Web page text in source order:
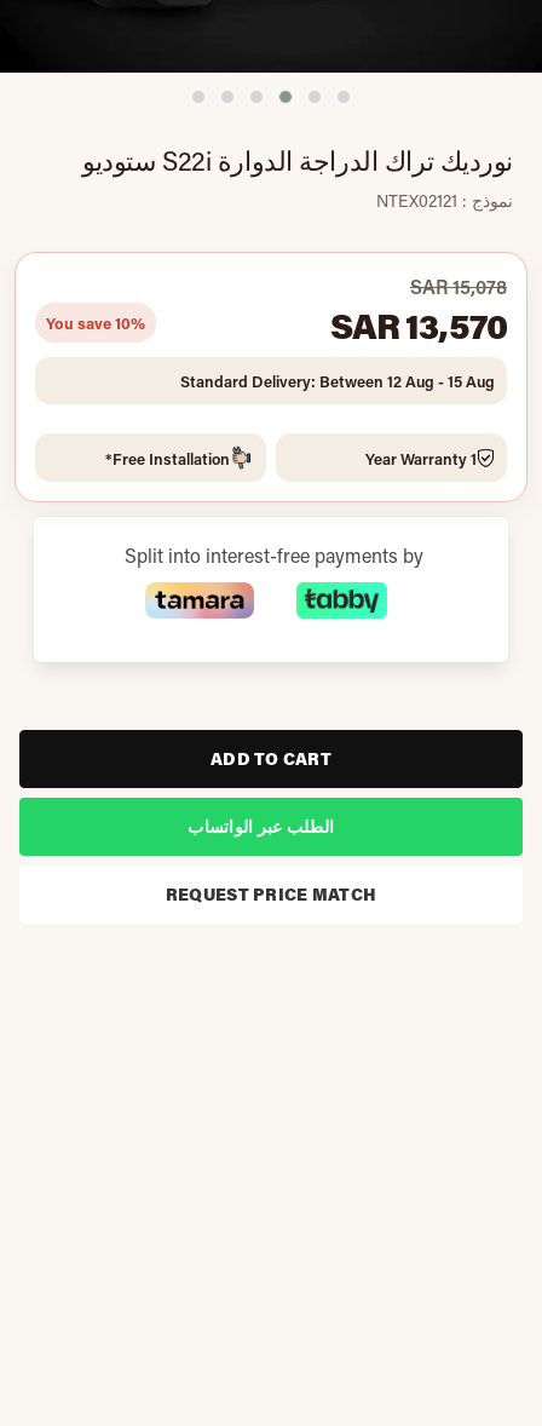
نورديك تراك الدراجة الدوارة S22i ستوديو
نموذج : NTEX02121
SAR 15,078
SAR 13,570
You save 10%
Standard Delivery: Between 12 Aug - 15 Aug
1 Year Warranty
Free Installation*
Split into interest-free payments by
ADD TO CART
الطلب عبر الواتساب
REQUEST PRICE MATCH